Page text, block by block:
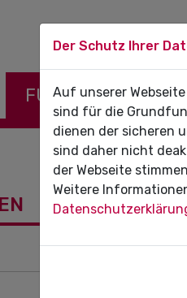
FÜR DIE PRAXIS
Termine
Es
Der Schutz Ihrer
Auf unserer
sind für die
dienen der sicheren
sind daher nicht
der Webseite
Weitere